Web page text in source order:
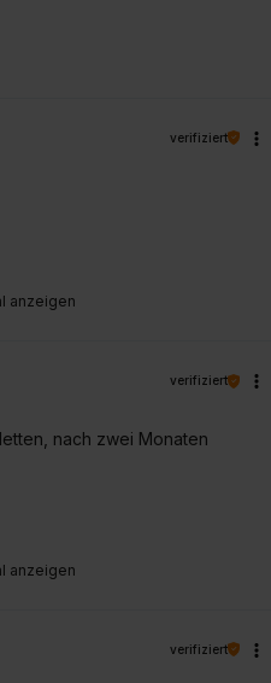
anzeigen
verifiziert
anzeigen
verifiziert
nach zwei Monaten
verifiziert